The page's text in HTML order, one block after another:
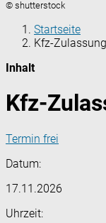
© shutterstock
Startseite
Kfz-
Inhalt
Kfz-
Termin frei
Datum:
17.11.2026
Uhrzeit: